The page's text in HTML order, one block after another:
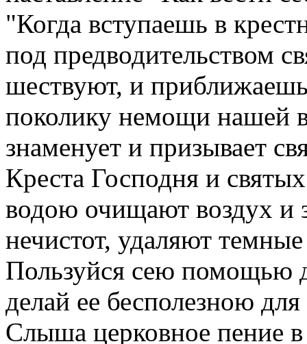
"Когда вступаешь в
под предводительством
шествуют, и
поколику немощи нашей
знаменует и призывает
Креста Господня и
водою очищают воздух и
нечистот, удаляют
Пользуйся сею помощью
делай ее бесполезною
Слыша церковное пение